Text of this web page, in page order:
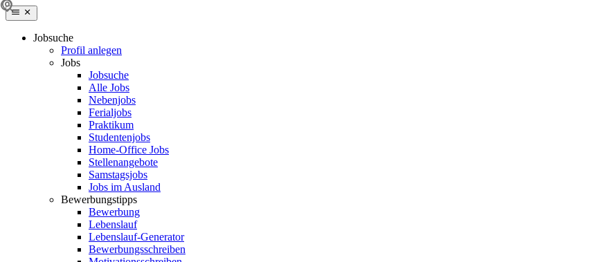
Jobsuche
Profil anlegen
Jobs
Jobsuche
Alle Jobs
Nebenjobs
Ferialjobs
Praktikum
Studentenjobs
Home-Office Jobs
Stellenangebote
Samstagsjobs
Jobs im Ausland
Bewerbungstipps
Bewerbung
Lebenslauf
Lebenslauf-Generator
Bewerbungsschreiben